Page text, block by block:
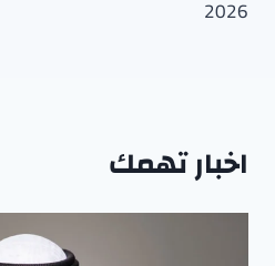
2026
اخبار تهمك